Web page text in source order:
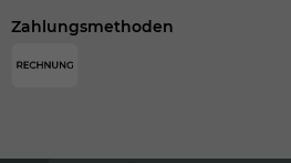
Zahlungsmethoden